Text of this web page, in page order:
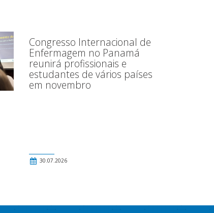
Congresso Internacional de
Enfermagem no Panamá
reunirá profissionais e
estudantes de vários países
em novembro
30.07.2026